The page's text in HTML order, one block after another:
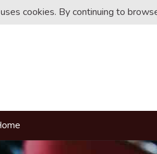
cookies. By continuing to